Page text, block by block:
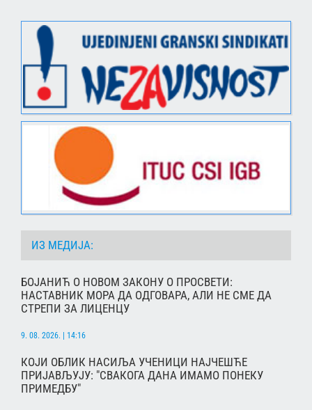
ИЗ МЕДИЈА:
БОЈАНИЋ О НОВОМ ЗАКОНУ О ПРОСВЕТИ:
НАСТАВНИК МОРА ДА ОДГОВАРА, АЛИ НЕ СМЕ ДА
СТРЕПИ ЗА ЛИЦЕНЦУ
9. 08. 2026. | 14:16
КОЈИ ОБЛИК НАСИЉА УЧЕНИЦИ НАЈЧЕШЋЕ
ПРИЈАВЉУЈУ: "СВАКОГА ДАНА ИМАМО ПОНЕКУ
ПРИМЕДБУ"